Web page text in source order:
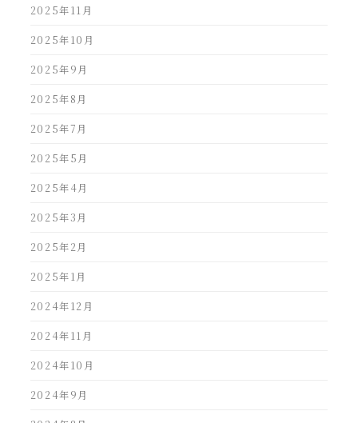
2025年11月
2025年10月
2025年9月
2025年8月
2025年7月
2025年5月
2025年4月
2025年3月
2025年2月
2025年1月
2024年12月
2024年11月
2024年10月
2024年9月